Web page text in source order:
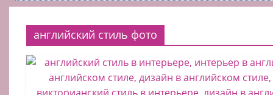
английский стиль фото